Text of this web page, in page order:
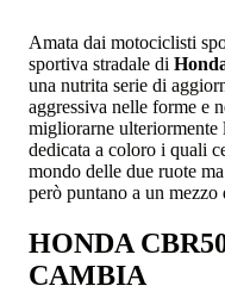
Amata dai motociclisti
sportiva stradale di
una nutrita serie di
aggressiva nelle forme e
migliorarne
dedicata a coloro i quali
mondo delle due ruote
però puntano a un
HONDA
CAMBIA